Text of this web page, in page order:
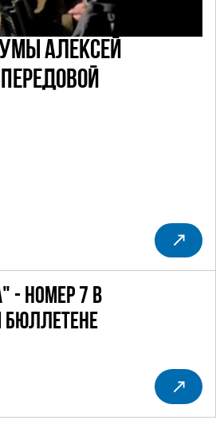
- НОМЕР 7 В
БЮЛЛЕТЕНЕ
АЛЕКСЕЙ